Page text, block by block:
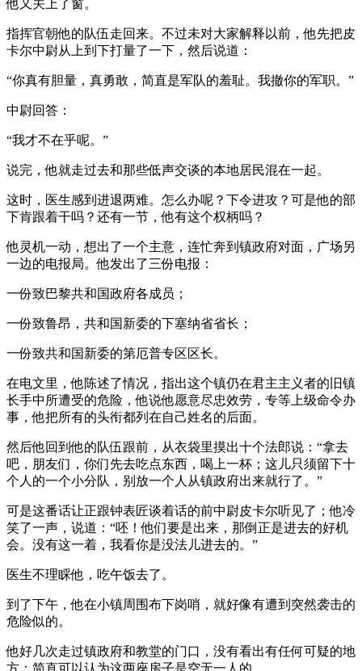
他又关上了窗。
指挥官朝他的队伍走回来。不过未对大家解释以前，他先把皮
卡尔中尉从上到下打量了一下，然后说道：
“你真有胆量，真勇敢，简直是军队的羞耻。我撤你的军职。”
中尉回答：
“我才不在乎呢。”
说完，他就走过去和那些低声交谈的本地居民混在一起。
这时，医生感到进退两难。怎么办呢？下令进攻？可是他的部
下肯跟着干吗？还有一节，他有这个权柄吗？
他灵机一动，想出了一个主意，连忙奔到镇政府对面，广场另
一边的电报局。他发出了三份电报：
一份致巴黎共和国政府各成员；
一份致鲁昂，共和国新委的下塞纳省省长；
一份致共和国新委的第厄普专区区长。
在电文里，他陈述了情况，指出这个镇仍在君主主义者的旧镇
长手中所遭受的危险，他说他愿意尽忠效劳，专等上级命令办
事，他把所有的头衔都列在自己姓名的后面。
然后他回到他的队伍跟前，从衣袋里摸出十个法郎说：“拿去
吧，朋友们，你们先去吃点东西，喝上一杯；这儿只须留下十
个人的一个小分队，别放一个人从镇政府出来就行了。”
可是这番话让正跟钟表匠谈着话的前中尉皮卡尔听见了；他冷
笑了一声，说道：“呸！他们要是出来，那倒正是进去的好机
会。没有这一着，我看你是没法儿进去的。”
医生不理睬他，吃午饭去了。
到了下午，他在小镇周围布下岗哨，就好像有遭到突然袭击的
危险似的。
他好几次走过镇政府和教堂的门口，没有看出有任何可疑的地
方；简直可以认为这两座房子是空无一人的。